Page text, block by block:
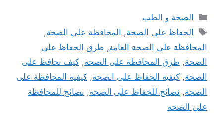
التصنيفات
الصحة و الطب
الوسوم
الحفاظ على الصحة, المحافظة على الصحة,
المحافظة على الصحة العامة, طرق الحفاظ على
الصحة, طرق المحافظة على الصحة, كيف نحافظ على
الصحة, كيفية الحفاظ على الصحة, كيفية المحافظة على
الصحة, نصائح للحفاظ على الصحة, نصائح للمحافظة
على الصحة